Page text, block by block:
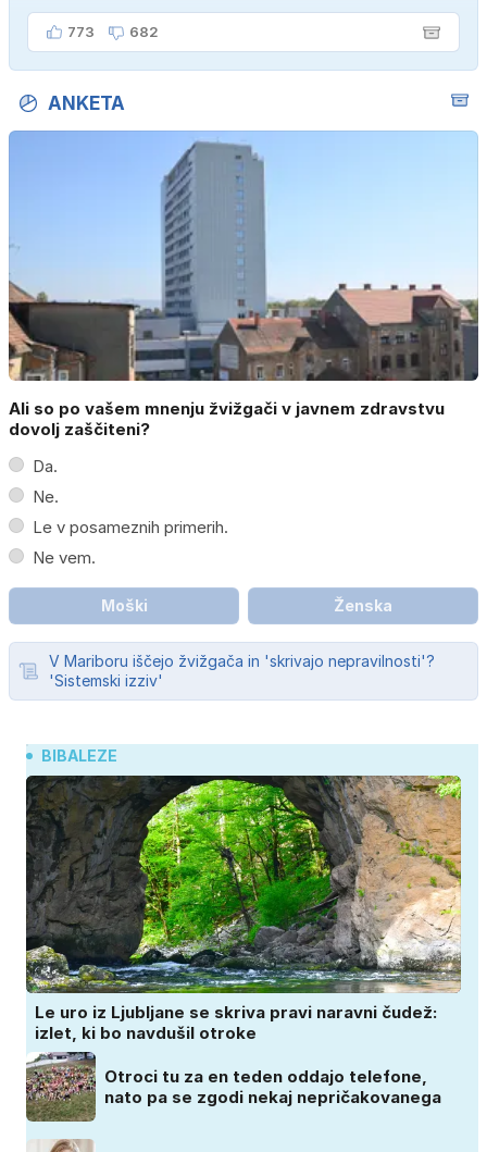
773 682
ANKETA
Ali so po vašem mnenju žvižgači v javnem zdravstvu
dovolj zaščiteni?
Da.
Ne.
Le v posameznih primerih.
Ne vem.
Moški Ženska
V Mariboru iščejo žvižgača in 'skrivajo nepravilnosti'?
'Sistemski izziv'
BIBALEZE
Le uro iz Ljubljane se skriva pravi naravni čudež:
izlet, ki bo navdušil otroke
Otroci tu za en teden oddajo telefone,
nato pa se zgodi nekaj nepričakovanega